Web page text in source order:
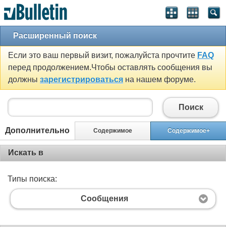
Расширенный поиск
Если это ваш первый визит, пожалуйста прочтите FAQ
перед продолжением.Чтобы оставлять сообщения вы
должны зарегистрироваться на нашем форуме.
Поиск
Дополнительно Содержимое Содержимое+
Искать в
Типы поиска:
Сообщения